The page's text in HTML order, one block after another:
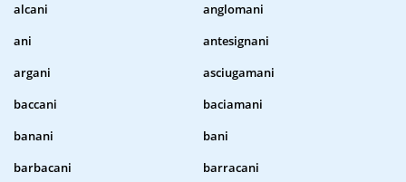
alcani
anglomani
ani
antesignani
argani
asciugamani
baccani
baciamani
banani
bani
barbacani
barracani